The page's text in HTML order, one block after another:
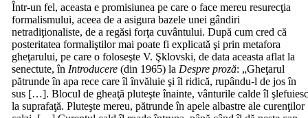
Într-un fel, aceasta e promisiunea pe care o face mereu resurecţia
formalismului, aceea de a asigura bazele unei gândiri
netradiţionaliste, de a regăsi forţa cuvântului. După cum cred că
posteritatea formaliştilor mai poate fi explicată şi prin metafora
gheţarului, pe care o foloseşte V. Şklovski, de data aceasta aflat la
senectute, în Introducere(din 1965) la Despre proză: „Gheţarul
pătrunde în apa rece care îl învăluie şi îl ridică, rupându-l de jos în
sus […]. Blocul de gheaţă pluteşte înainte, vânturile calde îl
la suprafaţă. Pluteşte mereu, pătrunde în apele albastre ale curenţilor